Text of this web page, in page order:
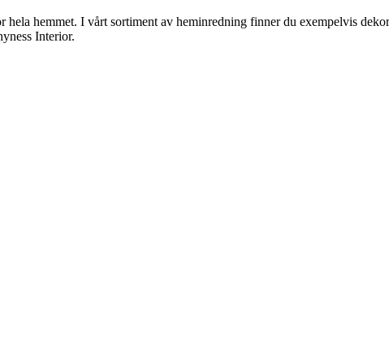
hemmet. I vårt sortiment av heminredning finner du exempelvis
Interior.